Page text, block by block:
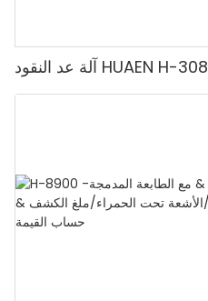
آلة عد النقود HUAEN H-308